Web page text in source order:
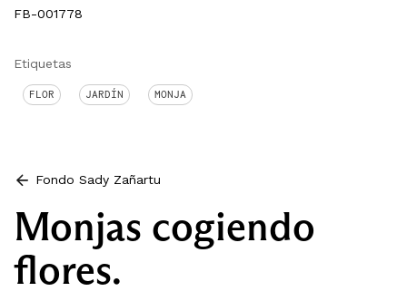
FB-001778
Etiquetas
FLOR JARDÍN MONJA
Fondo Sady Zañartu
Monjas cogiendo
flores.